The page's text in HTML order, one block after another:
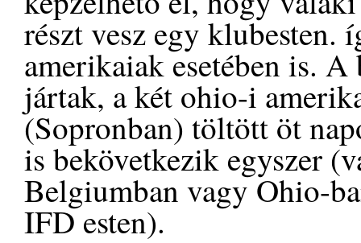
részt vesz egy klubesten.
amerikaiak esetében is.
jártak, a két ohio-i
(Sopronban) töltött öt
is bekövetkezik egyszer
Belgiumban vagy Ohio-
IFD esten).